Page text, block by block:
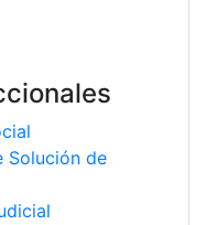
Solución de